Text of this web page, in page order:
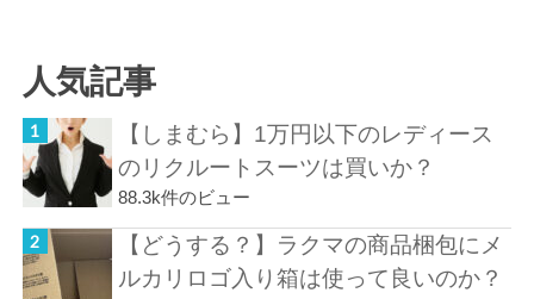
人気記事
【しまむら】1万円以下のレディース
のリクルートスーツは買いか？
88.3k件のビュー
【どうする？】ラクマの商品梱包にメ
ルカリロゴ入り箱は使って良いのか？